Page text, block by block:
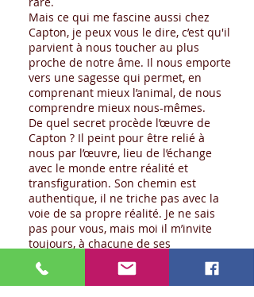
Mais ce qui me fascine aussi chez
Capton, je peux vous le dire, c’est qu'il
parvient à nous toucher au plus
proche de notre âme. Il nous emporte
vers une sagesse qui permet, en
comprenant mieux l’animal, de nous
comprendre mieux nous-mêmes.
De quel secret procède l’œuvre de
Capton ? Il peint pour être relié à
nous par l’œuvre, lieu de l’échange
avec le monde entre réalité et
transfiguration. Son chemin est
authentique, il ne triche pas avec la
voie de sa propre réalité. Je ne sais
pas pour vous, mais moi il m’invite
toujours, à chacune de ses
expositions, à une conversion vers la
prise de conscience.
C’est peut-être cela le bonheur.